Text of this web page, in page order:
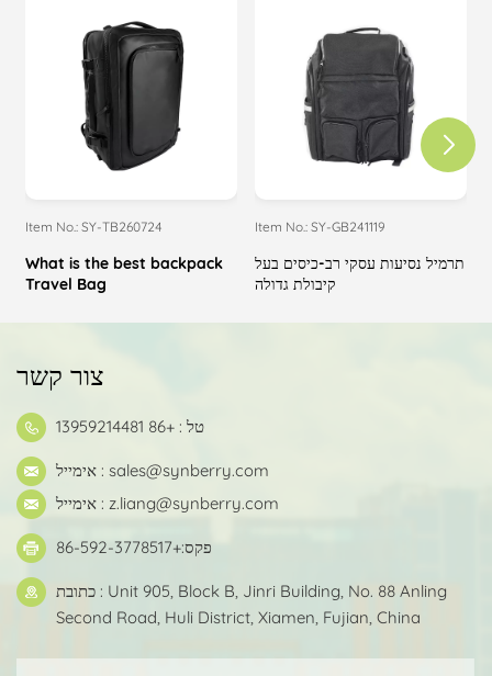
Item No.: SY-TB260724
What is the best backpack
Travel Bag
Item No.: SY-GB241119
תרמיל נסיעות עסקי רב-כיסים בעל
קיבולת גדולה
צור קשר
טל : +86 13959214481
אימייל : sales@synberry.com
אימייל : z.liang@synberry.com
פקס:+86-592-3778517
כתובת : Unit 905, Block B, Jinri Building, No. 88 Anling
Second Road, Huli District, Xiamen, Fujian, China